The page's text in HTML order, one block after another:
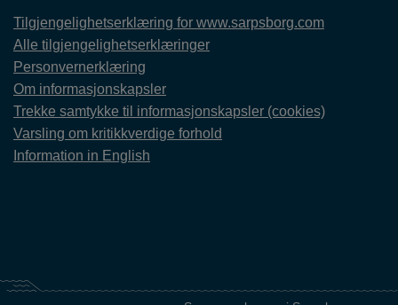
Tilgjengelighetserklæring for www.sarpsborg.com
Alle tilgjengelighetserklæringer
Personvernerklæring
Om informasjonskapsler
Trekke samtykke til informasjonskapsler (cookies)
Varsling om kritikkverdige forhold
Information in English